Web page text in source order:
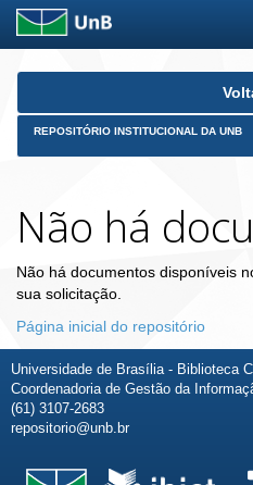
Skip
REPOSITÓRIO INSTITUCIONAL DA UNB
Não há
Não há documentos disponíveis
sua solicitação.
Página inicial do repositório
Universidade de Brasília - Biblioteca
Coordenadoria de Gestão da
(61) 3107-2683
repositorio@unb.br